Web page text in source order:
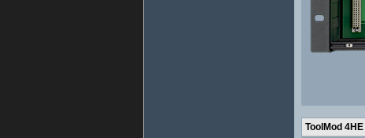
ToolMod